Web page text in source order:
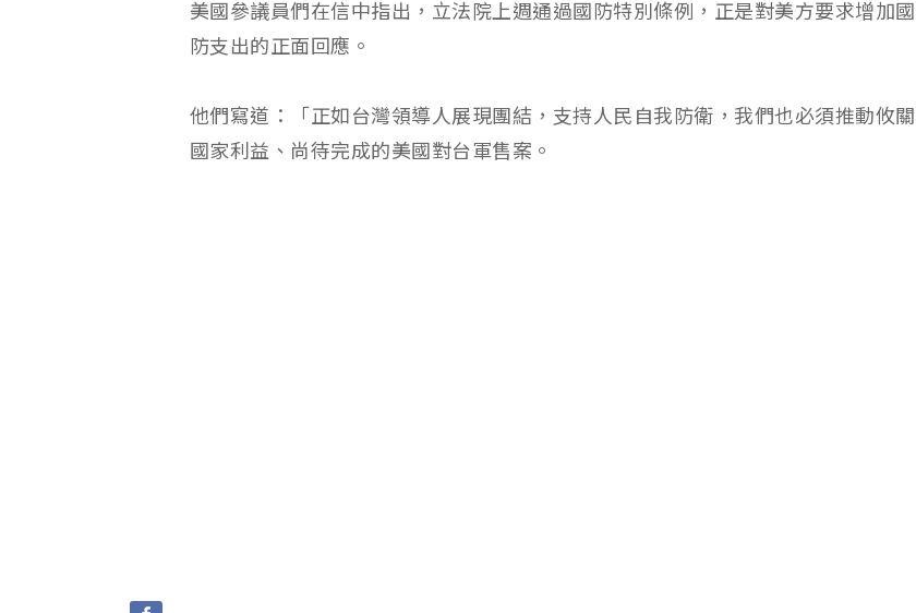
美國參議員們在信中指出，立法院上週通過國防特別條例，正是對美方要求增加國
防支出的正面回應。
他們寫道：「正如台灣領導人展現團結，支持人民自我防衛，我們也必須推動攸關
國家利益、尚待完成的美國對台軍售案。